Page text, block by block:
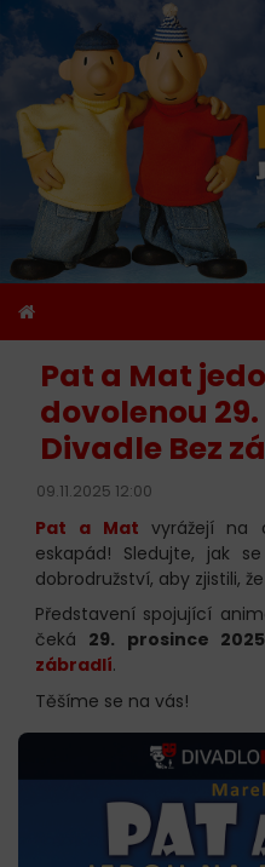
Pat a Mat
dovolenou
Divadle Bez
09.11.2025 12:00
Pat a Mat vyrážejí na
eskapád! Sledujte, jak
dobrodružství, aby zjistili,
Představení spojující
čeká 29. prosince
zábradlí.
Těšíme se na vás!